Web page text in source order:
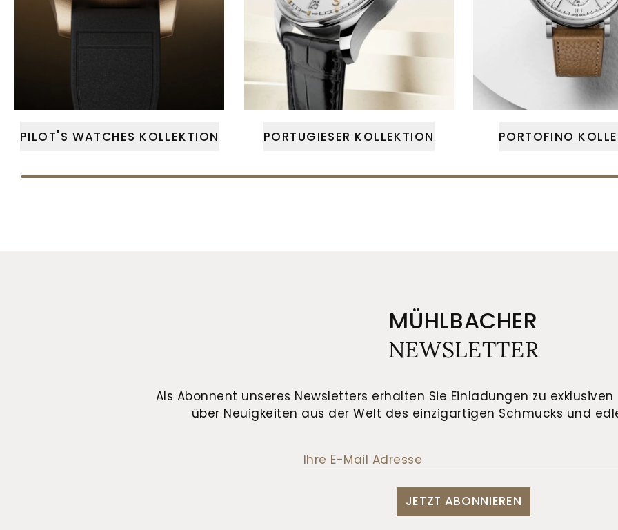
PILOT'S WATCHES KOLLEKTION PORTUGIESER KOLLEKTION PORTOFINO
MÜHLBACHER
NEWSLETTER
Als Abonnent unseres Newsletters erhalten Sie Einladungen zu
über Neuigkeiten aus der Welt des einzigartigen Schmucks und
JETZT ABONNIEREN